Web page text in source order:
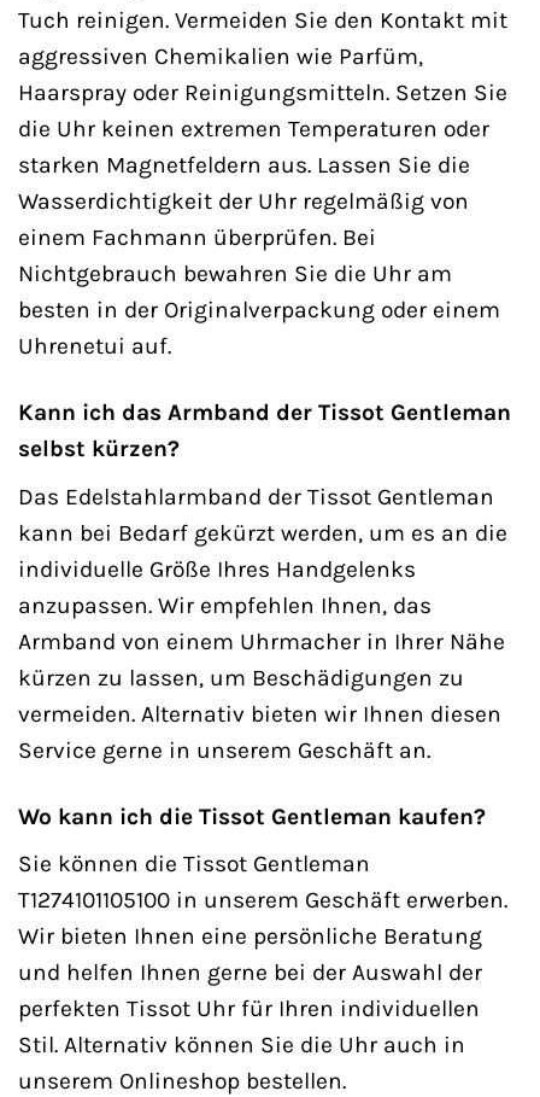
Tuch reinigen. Vermeiden Sie den Kontakt mit
aggressiven Chemikalien wie Parfüm,
Haarspray oder Reinigungsmitteln. Setzen Sie
die Uhr keinen extremen Temperaturen oder
starken Magnetfeldern aus. Lassen Sie die
Wasserdichtigkeit der Uhr regelmäßig von
einem Fachmann überprüfen. Bei
Nichtgebrauch bewahren Sie die Uhr am
besten in der Originalverpackung oder einem
Uhrenetui auf.
Kann ich das Armband der Tissot Gentleman
selbst kürzen?
Das Edelstahlarmband der Tissot Gentleman
kann bei Bedarf gekürzt werden, um es an die
individuelle Größe Ihres Handgelenks
anzupassen. Wir empfehlen Ihnen, das
Armband von einem Uhrmacher in Ihrer Nähe
kürzen zu lassen, um Beschädigungen zu
vermeiden. Alternativ bieten wir Ihnen diesen
Service gerne in unserem Geschäft an.
Wo kann ich die Tissot Gentleman kaufen?
Sie können die Tissot Gentleman
T1274101105100 in unserem Geschäft erwerben.
Wir bieten Ihnen eine persönliche Beratung
und helfen Ihnen gerne bei der Auswahl der
perfekten Tissot Uhr für Ihren individuellen
Stil. Alternativ können Sie die Uhr auch in
unserem Onlineshop bestellen.